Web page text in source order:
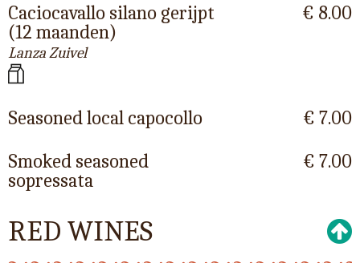
Caciocavallo silano gerijpt
(12 maanden)
Lanza Zuivel
€ 8.00
Seasoned local capocollo
€ 7.00
Smoked seasoned
sopressata
€ 7.00
RED WINES